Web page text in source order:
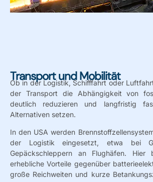
Transport und Mobilität
Ob in der Logistik, Schifffahrt oder
der Transport die Abhängigkeit von
deutlich reduzieren und langfristig
Alternativen setzen.
In den USA werden
der Logistik eingesetzt, etwa bei
Gepäckschleppern an Flughäfen. Hier
erhebliche Vorteile gegenüber
große Reichweiten und kurze